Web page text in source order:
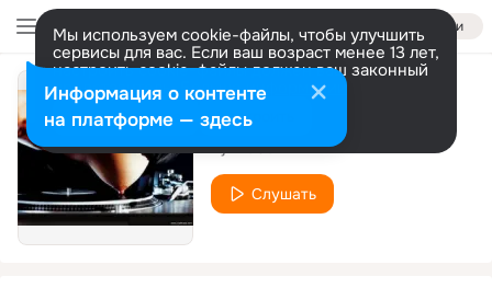
Войти
Мы используем cookie-файлы, чтобы улучшить
сервисы для вас. Если ваш возраст менее 13 лет,
настроить cookie-файлы должен ваш законный
представитель. Больше информации
Разрешить все Настроить
tra
Dj KreCer
Слушать
Информация о контенте
на платформе — здесь